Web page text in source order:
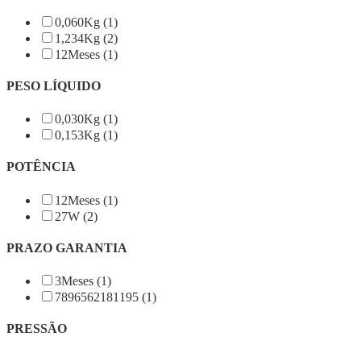
0,060Kg (1)
1,234Kg (2)
12Meses (1)
PESO LÍQUIDO
0,030Kg (1)
0,153Kg (1)
POTÊNCIA
12Meses (1)
27W (2)
PRAZO GARANTIA
3Meses (1)
7896562181195 (1)
PRESSÃO